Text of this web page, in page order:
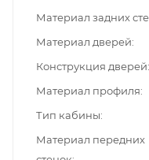
Материал задних
Материал дверей
Конструкция дверей
Материал профиля
Тип кабины
Материал передних